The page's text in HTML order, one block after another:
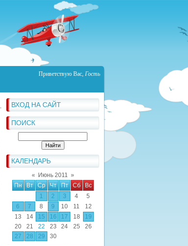
Приветствую Вас, Гость
ВХОД НА САЙТ
ПОИСК
КАЛЕНДАРЬ
« Июнь 2011 »
Пн
Вт Ср Чт Пт Сб
Вс
1
2 3 4
5
6
7 8 9 10 11
12
13
14 15 16 17 18
19
20
21 22 23 24 25
26
27
28 29 30